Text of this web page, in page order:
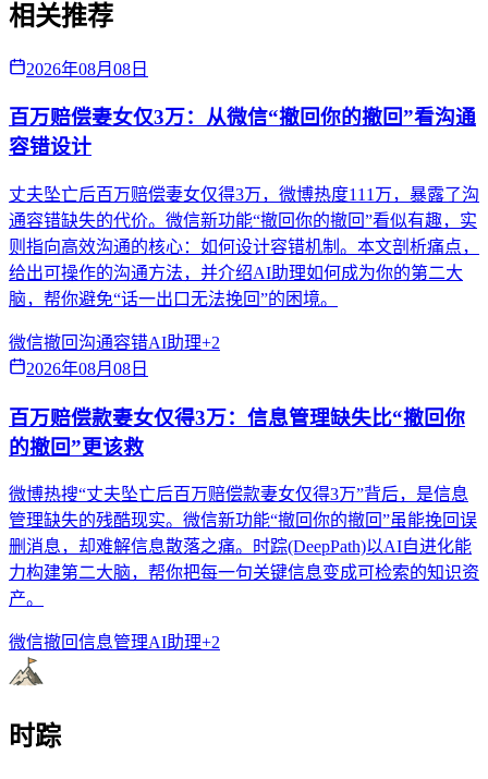
相关推荐
2026年08月08日
百万赔偿妻女仅3万：从微信“撤回你的撤回”看沟通
容错设计
丈夫坠亡后百万赔偿妻女仅得3万，微博热度111万，暴露了沟
通容错缺失的代价。微信新功能“撤回你的撤回”看似有趣，实
则指向高效沟通的核心：如何设计容错机制。本文剖析痛点，
给出可操作的沟通方法，并介绍AI助理如何成为你的第二大
脑，帮你避免“话一出口无法挽回”的困境。
微信撤回沟通容错AI助理+2
2026年08月08日
百万赔偿款妻女仅得3万：信息管理缺失比“撤回你
的撤回”更该救
微博热搜“丈夫坠亡后百万赔偿款妻女仅得3万”背后，是信息
管理缺失的残酷现实。微信新功能“撤回你的撤回”虽能挽回误
删消息，却难解信息散落之痛。时踪(DeepPath)以AI自进化能
力构建第二大脑，帮你把每一句关键信息变成可检索的知识资
产。
微信撤回信息管理AI助理+2
时踪